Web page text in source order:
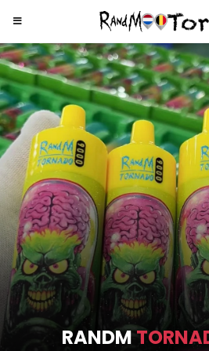
RANDM